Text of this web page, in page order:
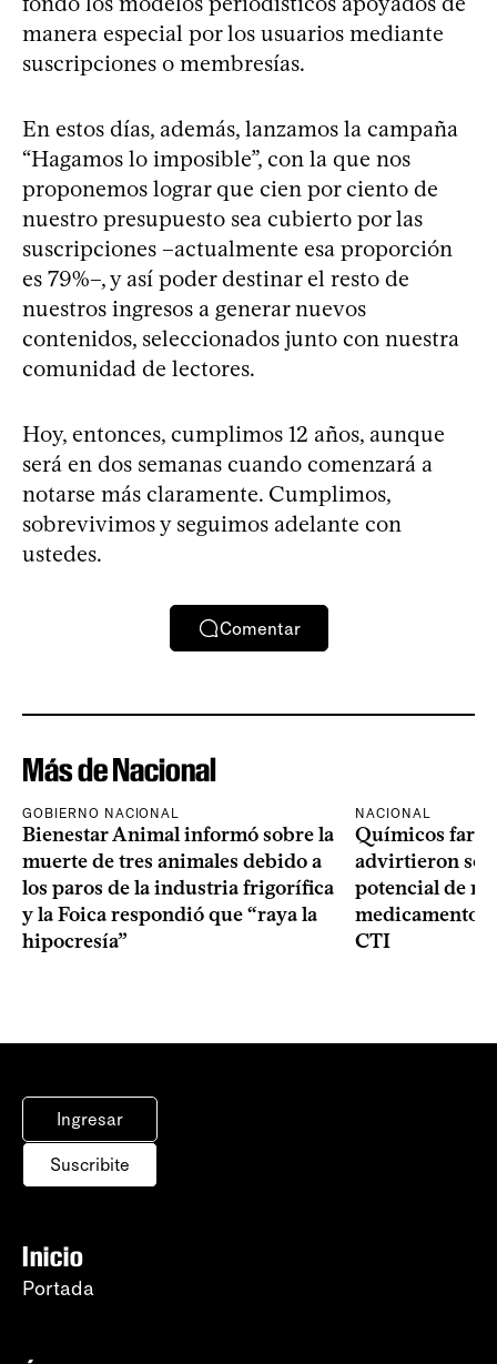
manera especial por los usuarios mediante
suscripciones o membresías.
En estos días, además, lanzamos la campaña
“Hagamos lo imposible”, con la que nos
proponemos lograr que cien por ciento de
nuestro presupuesto sea cubierto por las
suscripciones –actualmente esa proporción
es 79%–, y así poder destinar el resto de
nuestros ingresos a generar nuevos
contenidos, seleccionados junto con nuestra
comunidad de lectores.
Hoy, entonces, cumplimos 12 años, aunque
será en dos semanas cuando comenzará a
notarse más claramente. Cumplimos,
sobrevivimos y seguimos adelante con
ustedes.
Comentar
Más de Nacional
GOBIERNO NACIONAL
Bienestar Animal informó sobre la
muerte de tres animales debido a
los paros de la industria frigorífica
y la Foica respondió que “raya la
hipocresía”
NACIONAL
Químicos
advirtieron
potencial de
medicamentos
CTI
Ingresar
Suscribite
Inicio
Portada